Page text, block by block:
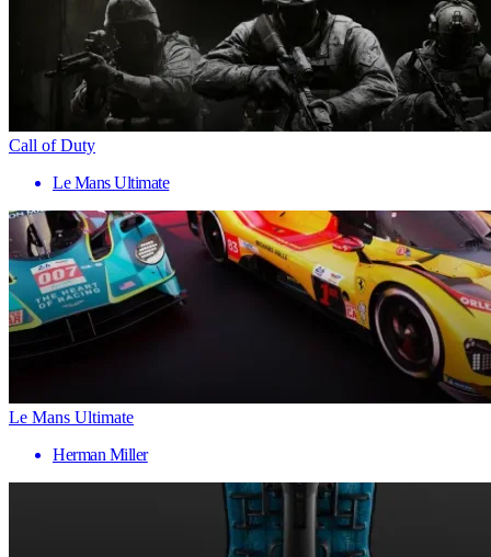
Call of Duty
Le Mans Ultimate
Le Mans Ultimate
Herman Miller